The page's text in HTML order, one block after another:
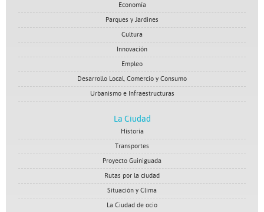
Economía
Parques y Jardines
Cultura
Innovación
Empleo
Desarrollo Local, Comercio y Consumo
Urbanismo e Infraestructuras
La Ciudad
Historia
Transportes
Proyecto Guiniguada
Rutas por la ciudad
Situación y Clima
La Ciudad de ocio